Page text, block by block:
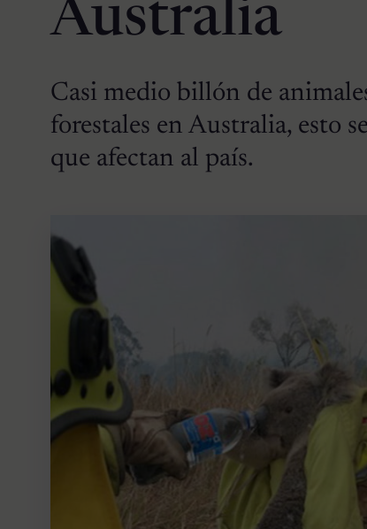
Australia
Casi medio billón de
forestales en Australia, esto
que afectan al país.